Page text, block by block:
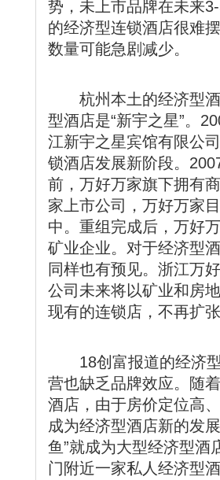
势，未上市品牌在未来
的经济型连锁酒店很难
数量可能急剧减少。
杭州本土的经济型酒
型酒店是“新宇之星”。
江新宇之星宾馆有限公
锁酒店发展新阶段。
前，万好万家旗下拥有
家上市公司，万好万家
中。重组完成后，万好
矿业企业。对于经济型
同样也有预见。浙江万
公司未来将以矿业和房
现有的连锁店，不再扩张
18创富报道的经济型
营也缺乏品牌效应。随
酒店，由于房价定位高
成为经济型酒店新的发
鱼”就成为大型经济型酒
门附近一家私人经济型